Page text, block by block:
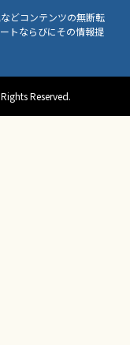
どコンテンツの無断転
トならびにその情報提
Reserved.